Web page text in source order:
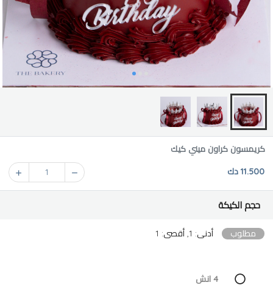
كريمسون كراون ميني كيك
11.500 دك 1
حجم الكيكة
مطلوب أدنى: 1, أقصى: 1
4 انش